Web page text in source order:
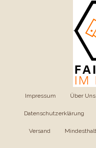
Impressum Über Uns
Datenschutzerklärung
Versand